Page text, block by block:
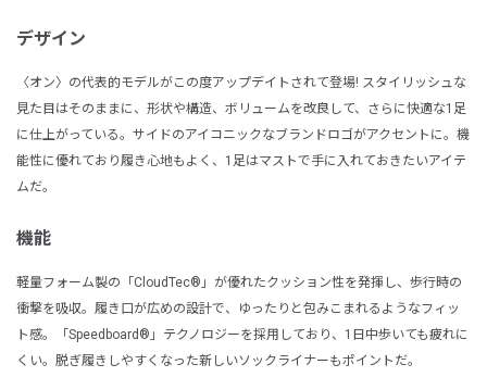
デザイン
〈オン〉の代表的モデルがこの度アップデイトされて登場! スタイリッシュな
見た目はそのままに、形状や構造、ボリュームを改良して、さらに快適な1足
に仕上がっている。サイドのアイコニックなブランドロゴがアクセントに。機
能性に優れており履き心地もよく、1足はマストで手に入れておきたいアイテ
ムだ。
機能
軽量フォーム製の「CloudTec®」が優れたクッション性を発揮し、歩行時の
衝撃を吸収。履き口が広めの設計で、ゆったりと包みこまれるようなフィッ
ト感。「Speedboard®」テクノロジーを採用しており、1日中歩いても疲れに
くい。脱ぎ履きしやすくなった新しいソックライナーもポイントだ。